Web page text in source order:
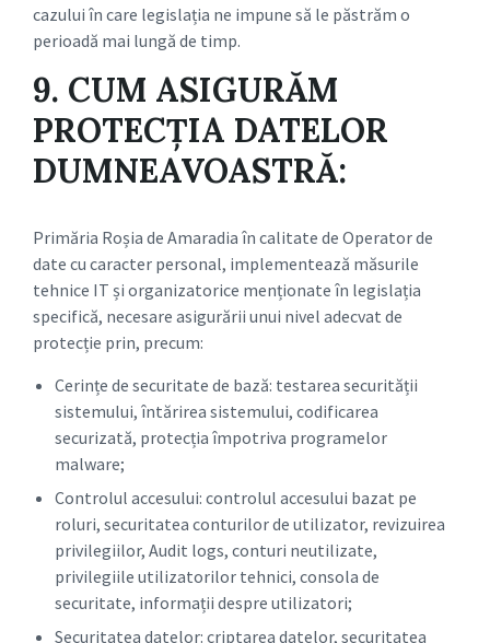
cazului în care legislația ne impune să le păstrăm o
perioadă mai lungă de timp.
9. CUM ASIGURĂM
PROTECȚIA DATELOR
DUMNEAVOASTRĂ:
Primăria Roșia de Amaradia în calitate de Operator de
date cu caracter personal, implementează măsurile
tehnice IT și organizatorice menționate în legislația
specifică, necesare asigurării unui nivel adecvat de
protecție prin, precum:
Cerințe de securitate de bază: testarea securității
sistemului, întărirea sistemului, codificarea
securizată, protecția împotriva programelor
malware;
Controlul accesului: controlul accesului bazat pe
roluri, securitatea conturilor de utilizator, revizuirea
privilegiilor, Audit logs, conturi neutilizate,
privilegiile utilizatorilor tehnici, consola de
securitate, informații despre utilizatori;
Securitatea datelor: criptarea datelor, securitatea